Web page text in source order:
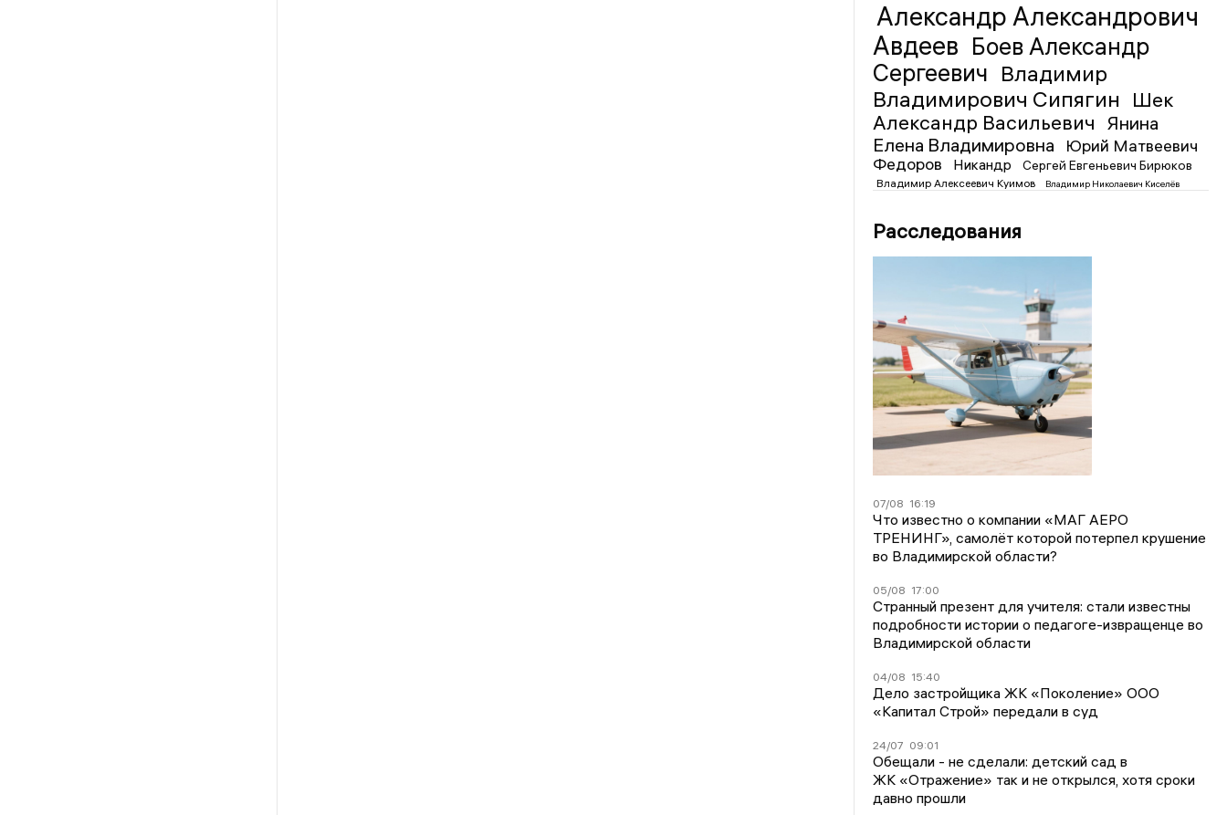
Александр Александрович
Авдеев Боев Александр
Сергеевич Владимир
Владимирович Сипягин Шек
Александр Васильевич
Янина
Елена Владимировна
Юрий Матвеевич
Федоров
Никандр Сергей Евгеньевич Бирюков
Владимир Алексеевич Куимов Владимир Николаевич Киселёв
Расследования
07/08 16:19
Что известно о компании «МАГ АЕРО
ТРЕНИНГ», самолёт которой потерпел крушение
во Владимирской области?
05/08 17:00
Странный презент для учителя: стали известны
подробности истории о педагоге-извращенце во
Владимирской области
04/08 15:40
Дело застройщика ЖК «Поколение» ООО
«Капитал Строй» передали в суд
24/07 09:01
Обещали - не сделали: детский сад в
ЖК «Отражение» так и не открылся, хотя сроки
давно прошли